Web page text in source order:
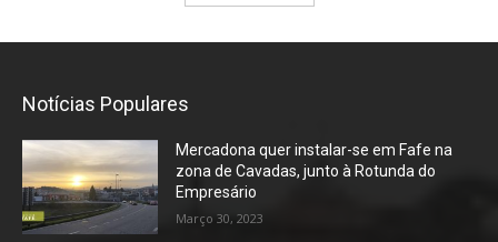
Notícias Populares
Mercadona quer instalar-se em Fafe na
zona de Cavadas, junto à Rotunda do
Empresário
Março 30, 2023